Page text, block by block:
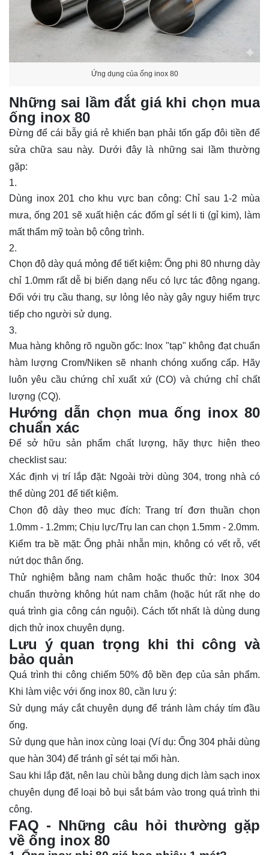
Ứng dụng của ống inox 80
Những sai lầm đắt giá khi chọn mua
ống inox 80
Đừng để cái bẫy giá rẻ khiến bạn phải tốn gấp đôi tiền để
sửa chữa sau này. Dưới đây là những sai lầm thường
gặp:
Dùng inox 201 cho khu vực ban công: Chỉ sau 1-2 mùa
mưa, ống 201 sẽ xuất hiện các đốm gỉ sét li ti (gỉ kim), làm
mất thẩm mỹ toàn bộ công trình.
Chọn độ dày quá mỏng để tiết kiệm: Ống phi 80 nhưng dày
chỉ 1.0mm rất dễ bị biến dạng nếu có lực tác động ngang.
Đối với trụ cầu thang, sự lỏng lẻo này gây nguy hiểm trực
tiếp cho người sử dụng.
Mua hàng không rõ nguồn gốc: Inox "tạp" không đạt chuẩn
hàm lượng Crom/Niken sẽ nhanh chóng xuống cấp. Hãy
luôn yêu cầu chứng chỉ xuất xứ (CO) và chứng chỉ chất
lượng (CQ).
Hướng dẫn chọn mua ống inox 80
chuẩn xác
Để sở hữu sản phẩm chất lượng, hãy thực hiện theo
checklist sau:
Xác định vị trí lắp đặt: Ngoài trời dùng 304, trong nhà có
thể dùng 201 để tiết kiệm.
Chọn độ dày theo mục đích: Trang trí đơn thuần chọn
1.0mm - 1.2mm; Chịu lực/Trụ lan can chọn 1.5mm - 2.0mm.
Kiểm tra bề mặt: Ống phải nhẵn mịn, không có vết rỗ, vết
nứt dọc thân ống.
Thử nghiệm bằng nam châm hoặc thuốc thử: Inox 304
chuẩn thường không hút nam châm (hoặc hút rất nhẹ do
quá trình gia công cán nguội). Cách tốt nhất là dùng dung
dịch thử inox chuyên dụng.
Lưu ý quan trọng khi thi công và
bảo quản
Quá trình thi công chiếm 50% độ bền đẹp của sản phẩm.
Khi làm việc với ống inox 80, cần lưu ý:
Sử dụng máy cắt chuyên dụng để tránh làm cháy tím đầu
ống.
Sử dụng que hàn inox cùng loại (Ví dụ: Ống 304 phải dùng
que hàn 304) để tránh gỉ sét tại mối hàn.
Sau khi lắp đặt, nên lau chùi bằng dung dịch làm sạch inox
chuyên dụng để loại bỏ bụi sắt bám vào trong quá trình thi
công.
FAQ - Những câu hỏi thường gặp
về ống inox 80